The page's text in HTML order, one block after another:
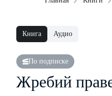
Книга Аудио
По подписке
Жребий